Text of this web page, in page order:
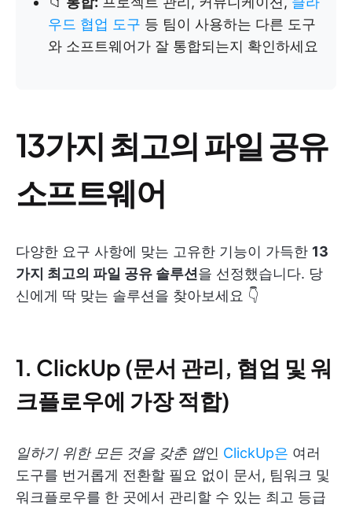
우드 협업 도구 등 팀이 사용하는 다른 도구
와 소프트웨어가 잘 통합되는지 확인하세요
13가지 최고의 파일 공유
소프트웨어
다양한 요구 사항에 맞는 고유한 기능이 가득한 13
가지 최고의 파일 공유 솔루션 을 선정했습니다. 당
신에게 딱 맞는 솔루션을 찾아보세요 👇
1. ClickUp (문서 관리, 협업 및 워
크플로우에 가장 적합)
일하기 위한 모든 것을 갖춘 앱인 ClickUp은 여러
도구를 번거롭게 전환할 필요 없이 문서, 팀워크 및
워크플로우를 한 곳에서 관리할 수 있는 최고 등급